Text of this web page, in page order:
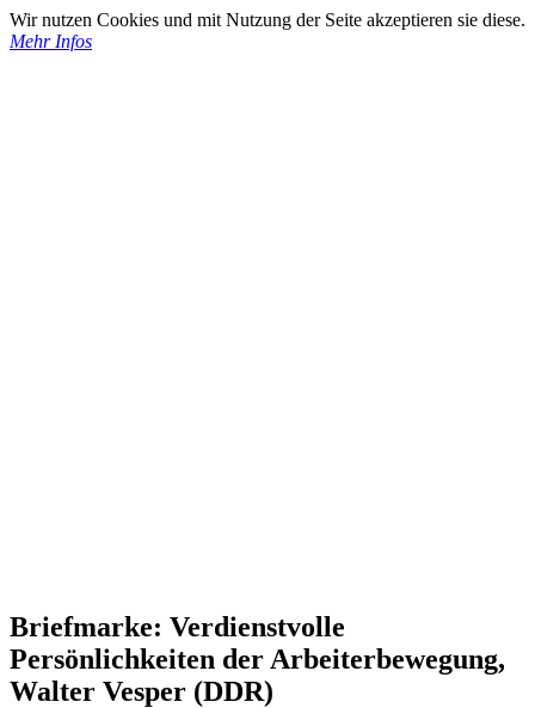
Wir nutzen Cookies und mit Nutzung der Seite akzeptieren sie diese.
Mehr Infos
Briefmarke: Verdienstvolle
Persönlichkeiten der Arbeiterbewegung,
Walter Vesper (DDR)